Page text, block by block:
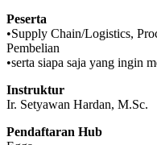
Peserta
•Supply Chain/Logistics,
Pembelian
•serta siapa saja yang ingin
Instruktur
Ir. Setyawan Hardan, M.Sc.
Pendaftaran Hub